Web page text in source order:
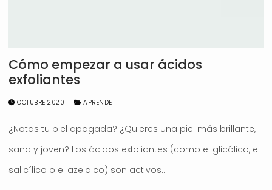
Cómo empezar a usar ácidos
exfoliantes
OCTUBRE 2020 APRENDE
¿Notas tu piel apagada? ¿Quieres una piel más brillante,
sana y joven? Los ácidos exfoliantes (como el glicólico, el
salicílico o el azelaico) son activos…